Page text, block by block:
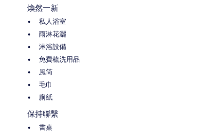
煥然一新
私人浴室
雨淋花灑
淋浴設備
免費梳洗用品
風筒
毛巾
廁紙
保持聯繫
書桌